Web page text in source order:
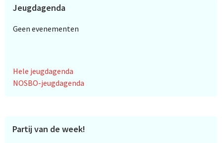
Jeugdagenda
Geen evenementen
Hele jeugdagenda
NOSBO-jeugdagenda
Partij van de week!